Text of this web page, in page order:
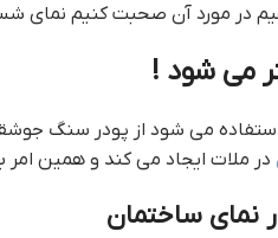
در مورد آن صحبت کنیم نمای
می شود !
استفاده می شود از پودر سنگ
در ملات ایجاد می کند و همین
ساختمان